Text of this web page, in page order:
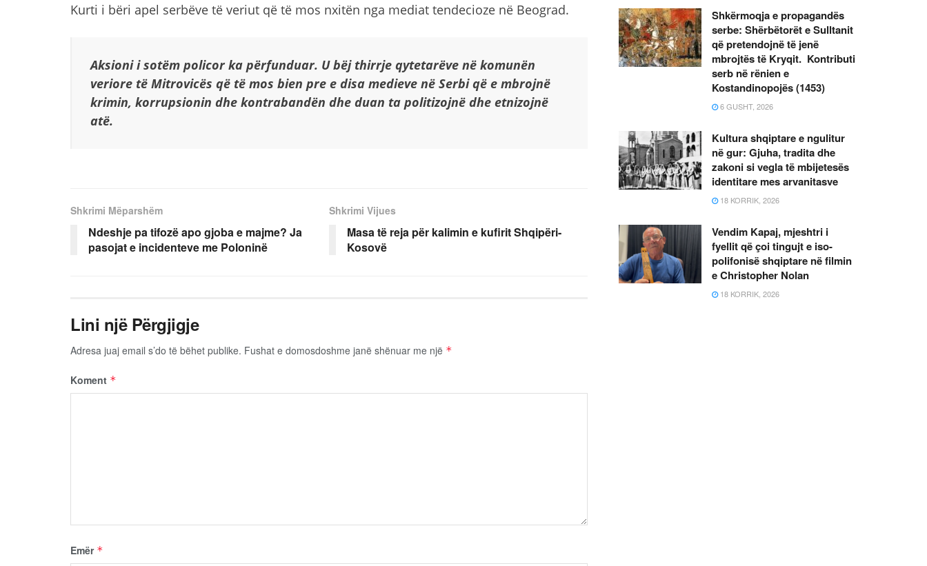
Kurti i bëri apel serbëve të veriut që të mos nxitën nga mediat tendecioze në Beograd.
Aksioni i sotëm policor ka përfunduar. U bëj thirrje qytetarëve në komunën
veriore të Mitrovicës që të mos bien pre e disa medieve në Serbi që e mbrojnë
krimin, korrupsionin dhe kontrabandën dhe duan ta politizojnë dhe etnizojnë
atë.
Shkrimi Mëparshëm
Ndeshje pa tifozë apo gjoba e majme? Ja
pasojat e incidenteve me Poloninë
Shkrimi Vijues
Masa të reja për kalimin e kufirit Shqipëri-
Kosovë
Lini një Përgjigje
Adresa juaj email s’do të bëhet publike. Fushat e domosdoshme janë shënuar me një *
Koment *
Emër *
Shkërmoqja e propagandës
serbe: Shërbëtorët e Sulltanit
që pretendojnë të jenë
mbrojtës të Kryqit. Kontributi
serb në rënien e
Kostandinopojës (1453)
6 GUSHT, 2026
Kultura shqiptare e ngulitur
në gur: Gjuha, tradita dhe
zakoni si vegla të mbijetesës
identitare mes arvanitasve
18 KORRIK, 2026
Vendim Kapaj, mjeshtri i
fyellit që çoi tingujt e iso-
polifonisë shqiptare në filmin
e Christopher Nolan
18 KORRIK, 2026